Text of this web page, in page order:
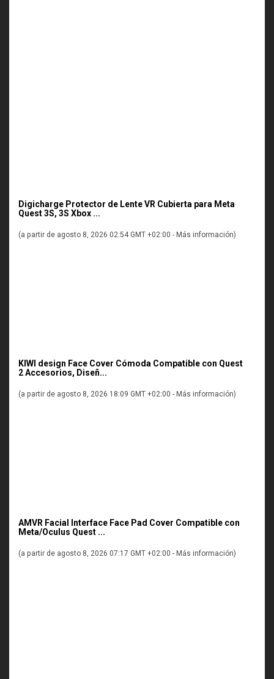
Digicharge Protector de Lente VR Cubierta para Meta
Quest 3S, 3S Xbox ...
(a partir de agosto 8, 2026 02:54 GMT +02:00 - Más información)
KIWI design Face Cover Cómoda Compatible con Quest
2 Accesorios, Diseñ...
(a partir de agosto 8, 2026 18:09 GMT +02:00 - Más información)
AMVR Facial Interface Face Pad Cover Compatible con
Meta/Oculus Quest ...
(a partir de agosto 8, 2026 07:17 GMT +02:00 - Más información)